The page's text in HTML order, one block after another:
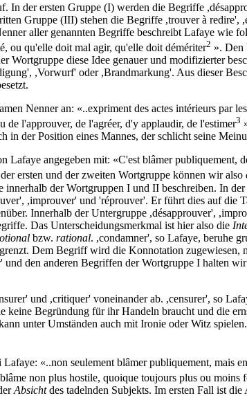
der ersten Gruppe (I) werden die Begriffe
Gruppe (III) stehen die Begriffe ,trouver à
aller genannten Begriffe beschreibt Lafaye wie
ou qu'elle doit mal agir, qu'elle doit démériter2 ». Den
Wortgruppe diese Idee genauer und modifizierter
,Vorwurf' oder ,Brandmarkung'. Aus dieser
Nenner an: «..expriment des actes intérieurs par
l'approuver, de l'agréer, d'y applaudir, de l'estimer3
in der Position eines Mannes, der schlicht seine
angegeben mit: «C'est blâmer publiquement,
ersten und der zweiten Wortgruppe können wir also
der Wortgruppen I und II beschreiben. In
,improuver' und 'réprouver'. Er führt dies auf die
Innerhalb der Untergruppe ,désapprouver',
Das Unterscheidungsmerkmal ist hier also die
bzw. rational. ,condamner', so Lafaye, beruhe
Dem Begriff wird die Konnotation zugewiesen,
den anderen Begriffen der Wortgruppe I halten
und ,critiquer' voneinander ab. ,censurer', so
Begründung für ihr Handeln braucht und die
unter Umständen auch mit Ironie oder Witz
«..non seulement blâmer publiquement, mais
non plus hostile, quoique toujours plus ou
Absichtdes tadelnden Subjekts. Im ersten Fall ist